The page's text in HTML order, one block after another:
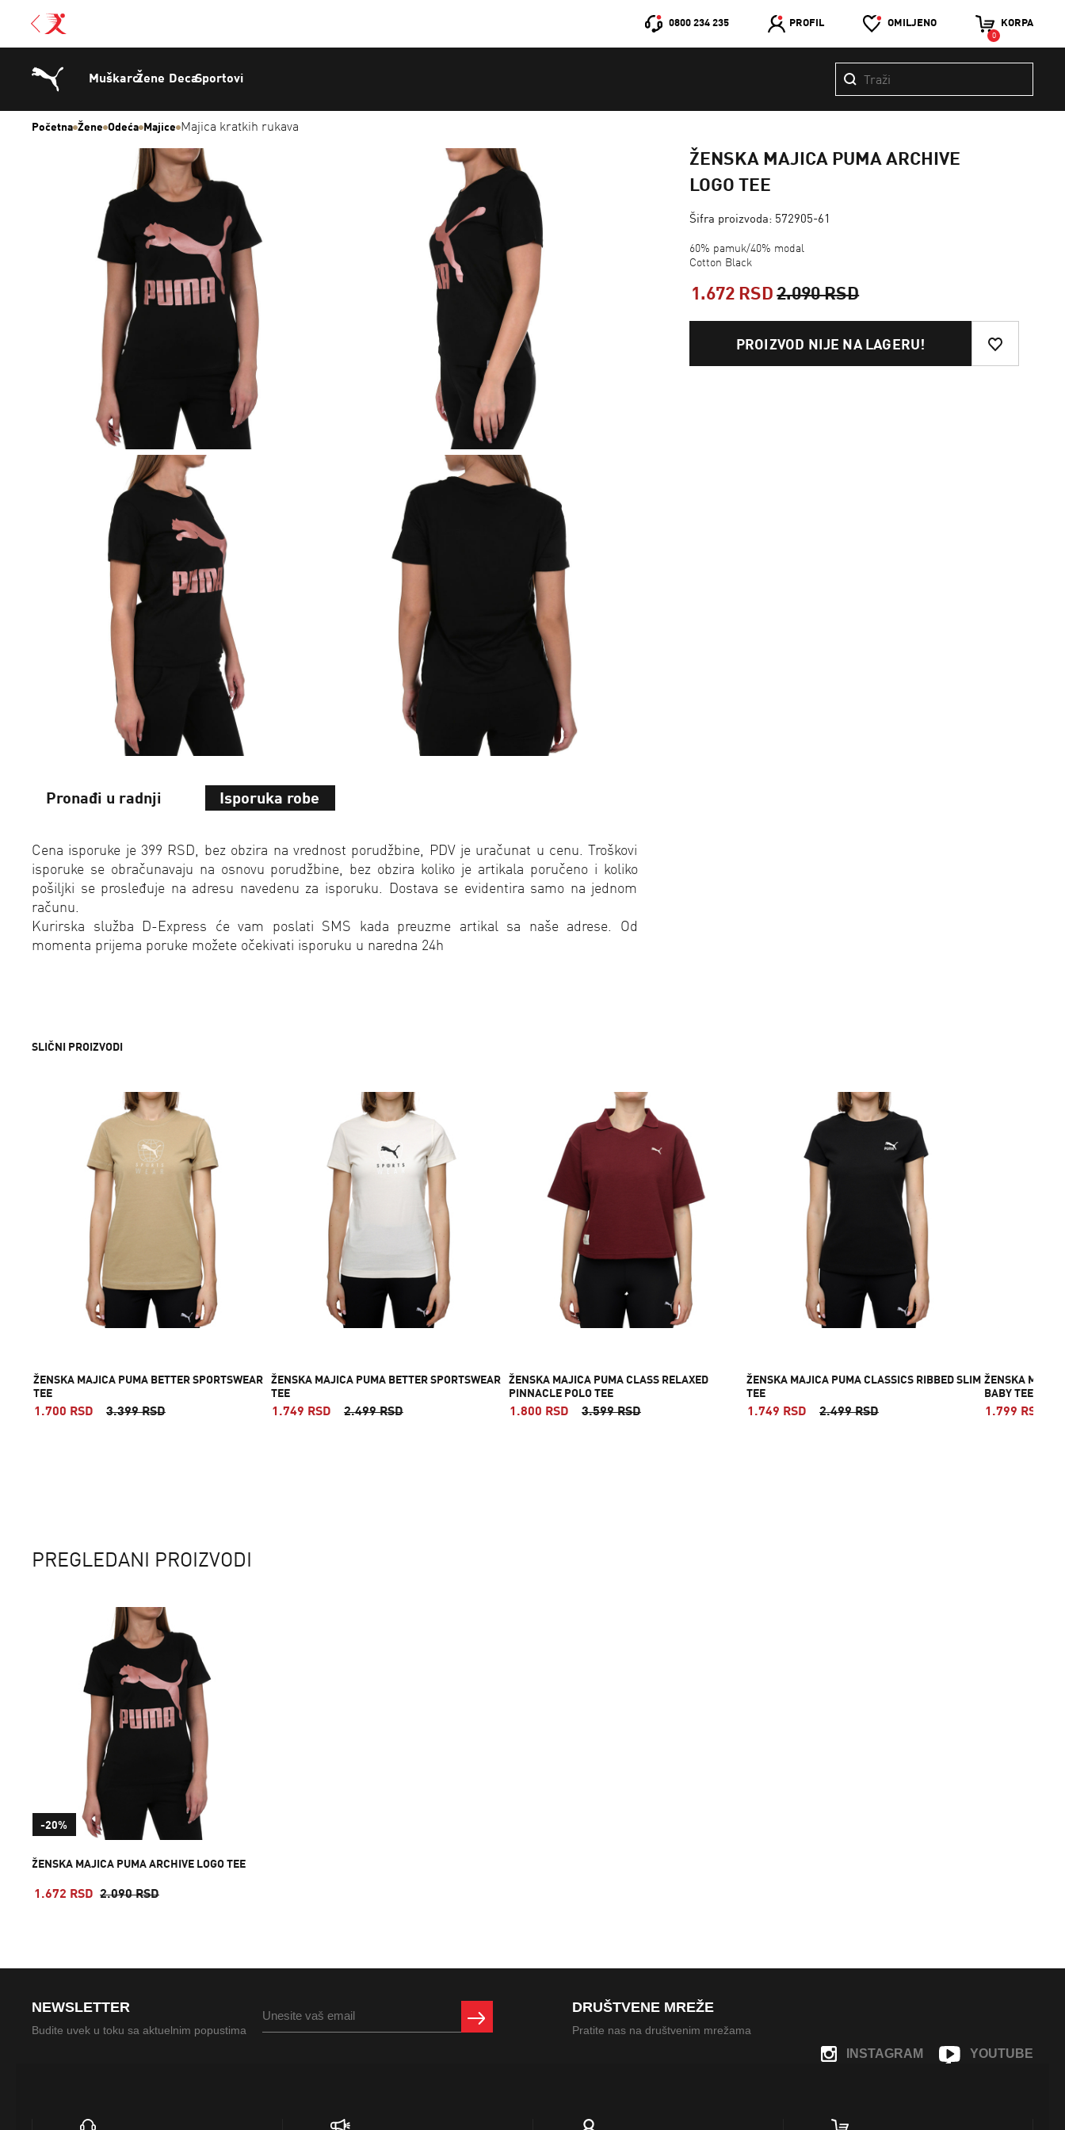
0800 234 235 PROFIL OMILJENO KORPA
0
MuškarciŽene DecaSportovi
Početna Žene Odeća Majice Majica kratkih rukava
Pronađi u radnji Isporuka robe
Cena isporuke je 399 RSD, bez obzira na vrednost porudžbine, PDV je uračunat u cenu. Troškovi
isporuke se obračunavaju na osnovu porudžbine, bez obzira koliko je artikala poručeno i koliko
pošiljki se prosleđuje na adresu navedenu za isporuku. Dostava se evidentira samo na jednom
računu.
Kurirska služba D-Express će vam poslati SMS kada preuzme artikal sa naše adrese. Od
momenta prijema poruke možete očekivati isporuku u naredna 24h
ŽENSKA MAJICA PUMA ARCHIVE
LOGO TEE
Šifra proizvoda: 572905-61
60% pamuk/40% modal
Cotton Black
1.672 RSD 2.090 RSD
PROIZVOD NIJE NA LAGERU!
SLIČNI PROIZVODI
ŽENSKA MAJICA PUMA BETTER SPORTSWEAR
TEE
1.700 RSD 3.399 RSD
ŽENSKA MAJICA PUMA BETTER SPORTSWEAR
TEE
1.749 RSD 2.499 RSD
ŽENSKA MAJICA PUMA CLASS RELAXED
PINNACLE POLO TEE
1.800 RSD 3.599 RSD
ŽENSKA MAJICA PUMA CLASSICS RIBBED SLIM
TEE
1.749 RSD 2.499 RSD
ŽENSKA
BABY TEE
1.799 RSD
PREGLEDANI PROIZVODI
ŽENSKA MAJICA PUMA ARCHIVE LOGO TEE
1.672 RSD 2.090 RSD
-20%
NEWSLETTER
Budite uvek u toku sa aktuelnim popustima
DRUŠTVENE MREŽE
Pratite nas na društvenim mrežama
YOUTUBE
INSTAGRAM